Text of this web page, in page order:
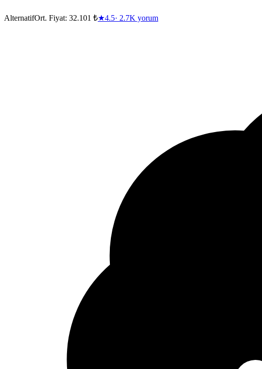
AlternatifOrt. Fiyat: 32.101 ₺★4.5· 2.7K yorum